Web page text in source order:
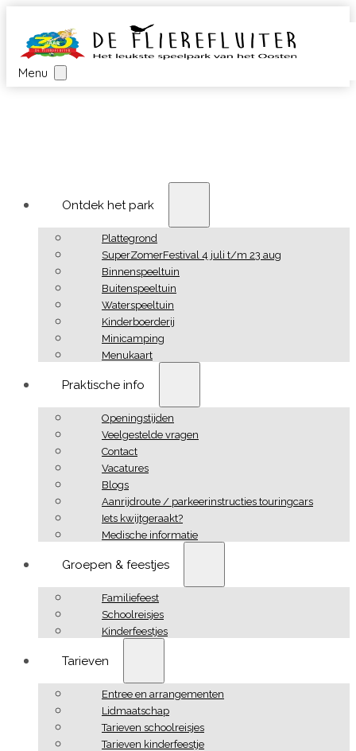
Menu
Ontdek het park
Plattegrond
SuperZomerFestival 4 juli t/m 23 aug
Binnenspeeltuin
Buitenspeeltuin
Waterspeeltuin
Kinderboerderij
Minicamping
Menukaart
Praktische info
Openingstijden
Veelgestelde vragen
Contact
Vacatures
Blogs
Aanrijdroute / parkeerinstructies touringcars
Iets kwijtgeraakt?
Medische informatie
Groepen & feestjes
Familiefeest
Schoolreisjes
Kinderfeestjes
Tarieven
Entree en arrangementen
Lidmaatschap
Tarieven schoolreisjes
Tarieven kinderfeestje